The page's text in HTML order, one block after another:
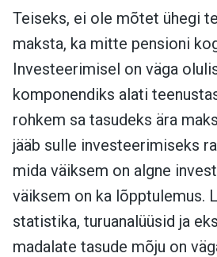
Teiseks, ei ole mõtet ühegi
maksta, ka mitte pensioni
Investeerimisel on väga
komponendiks alati
rohkem sa tasudeks ära
jääb sulle investeerimiseks
mida väiksem on algne
väiksem on ka lõpptulemus.
statistika, turuanalüüsid ja
madalate tasude mõju on